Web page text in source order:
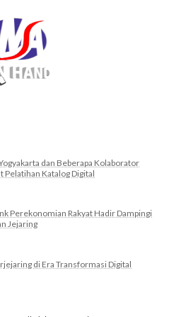
dan Beberapa Kolaborator
Pelatihan Katalog Digital
Perekonomian Rakyat Hadir Dampingi
Jejaring
di Era Transformasi Digital